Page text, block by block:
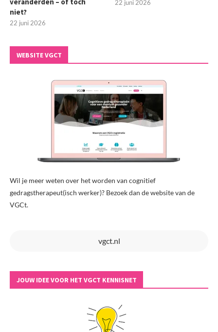
niet?
22 juni 2026
22 juni 2026
WEBSITE VGCT
Wil je meer weten over het worden van cognitief
gedragstherapeut(isch werker)? Bezoek dan de website van de
VGCt.
vgct.nl
JOUW IDEE VOOR HET VGCT KENNISNET